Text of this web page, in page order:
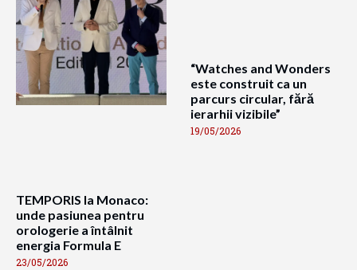
TEMPORIS la Monaco:
unde pasiunea pentru
orologerie a întâlnit
energia Formula E
23/05/2026
“Watches and Wonders
este construit ca un
parcurs circular, fără
ierarhii vizibile”
19/05/2026